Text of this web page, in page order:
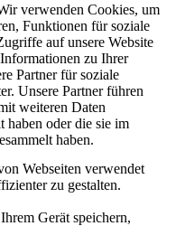
verwenden Cookies, um
Funktionen für soziale
auf unsere Website
zu Ihrer
Partner für soziale
Unsere Partner führen
weiteren Daten
haben oder die sie im
haben.
Webseiten verwendet
zu gestalten.
Gerät speichern,